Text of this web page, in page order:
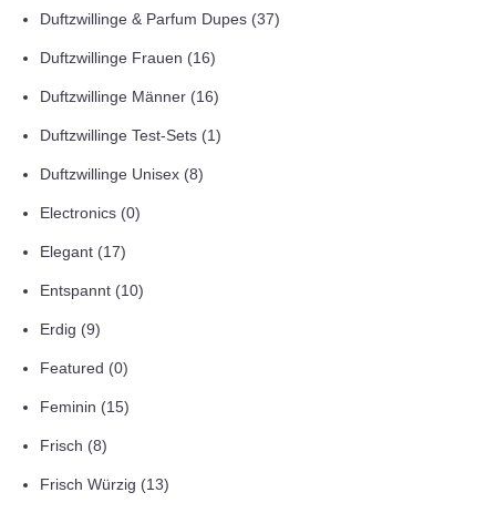
Duftzwillinge & Parfum Dupes (37)
Duftzwillinge Frauen (16)
Duftzwillinge Männer (16)
Duftzwillinge Test-Sets (1)
Duftzwillinge Unisex (8)
Electronics (0)
Elegant (17)
Entspannt (10)
Erdig (9)
Featured (0)
Feminin (15)
Frisch (8)
Frisch Würzig (13)